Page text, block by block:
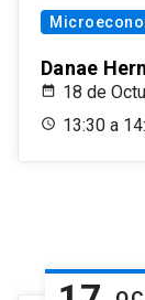
Danae
18 de
13:30 a